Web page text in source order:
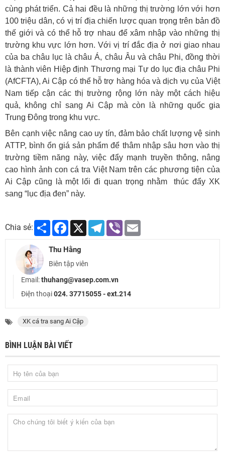
cùng phát triển. Cả hai đều là những thị trường lớn với hơn
100 triệu dân, có vị trí địa chiến lược quan trọng trên bản đồ
thế giới và có thể hỗ trợ nhau để xâm nhập vào những thị
trường khu vực lớn hơn. Với vị trí đắc địa ở nơi giao nhau
của ba châu lục là châu Á, châu Âu và châu Phi, đồng thời
là thành viên Hiệp định Thương mại Tự do lục địa châu Phi
(AfCFTA), Ai Cập có thể hỗ trợ hàng hóa và dịch vụ của Việt
Nam tiếp cận các thị trường rộng lớn này một cách hiệu
quả, không chỉ sang Ai Cập mà còn là những quốc gia
Trung Đông trong khu vực.
Bên cạnh việc nâng cao uy tín, đảm bảo chất lượng vệ sinh
ATTP, bình ổn giá sản phẩm để thâm nhập sâu hơn vào thị
trường tiềm năng này, việc đẩy mạnh truyền thông, nâng
cao hình ảnh con cá tra Việt Nam trên các phương tiện của
Ai Cập cũng là một lối đi quan trọng nhằm thúc đẩy XK
sang “lục địa đen” này.
Chia sẻ: Share Facebook
X Telegram
Viber
Thu Hằng
Biên tập viên
Email:thuhang@vasep.com.vn
Điện thoại024. 37715055 - ext.214
XK cá tra sang Ai Cập
BÌNH LUẬN BÀI VIẾT